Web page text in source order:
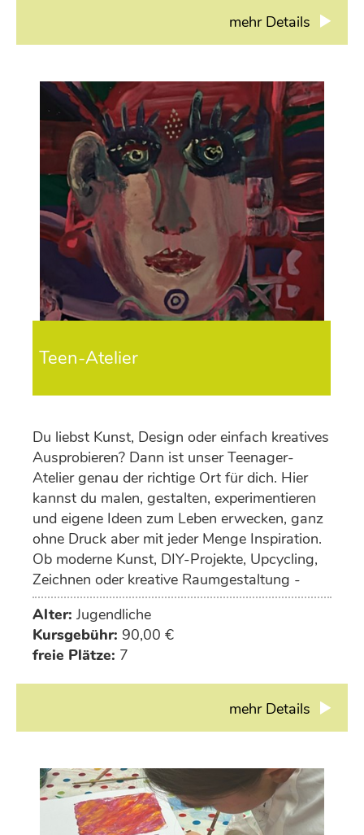
mehr Details
Teen-Atelier
Du liebst Kunst, Design oder einfach kreatives
Ausprobieren? Dann ist unser Teenager-
Atelier genau der richtige Ort für dich. Hier
kannst du malen, gestalten, experimentieren
und eigene Ideen zum Leben erwecken, ganz
ohne Druck aber mit jeder Menge Inspiration.
Ob moderne Kunst, DIY-Projekte, Upcycling,
Zeichnen oder kreative Raumgestaltung -
deiner Fantasie sind keine Grenzen gesetzt.
Alter: Jugendliche
Kursgebühr: 90,00 €
freie Plätze: 7
mehr Details